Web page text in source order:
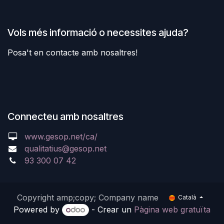
Vols més informació o necessites ajuda?
Posa't en contacte amb nosaltres!
Connecteu amb nosaltres
www.gesop.net/ca/
qualitatius@gesop.net
93 300 07 42
Copyright amp;copy; Company name Català
Powered by - Crear un Pàgina web gratuïta